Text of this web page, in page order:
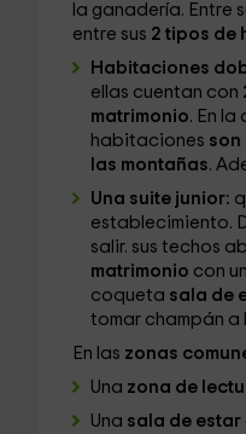
la ganadería. Entre
entre sus 2 tipos de
Habitaciones
ellas cuentan con
matrimonio. En
habitaciones son
las montañas.
Una suite junior:
establecimiento.
salir. sus techos
matrimonio con
coqueta sala de
tomar champán a
En las zonas
Una zona de
Una sala de estar